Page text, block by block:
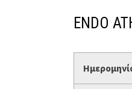
ENDO